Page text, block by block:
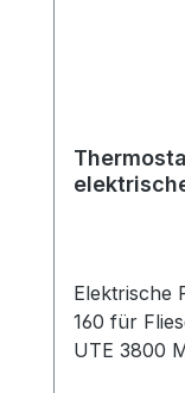
Elektrische
160 für
UTE 3800